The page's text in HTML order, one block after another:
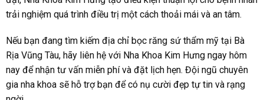
trải nghiệm quá trình điều trị một cách thoải mái và an tâm.
Nếu bạn đang tìm kiếm địa chỉ bọc răng sứ thẩm mỹ tại Bà
Rịa Vũng Tàu, hãy liên hệ với Nha Khoa Kim Hưng ngay hôm
nay để nhận tư vấn miễn phí và đặt lịch hẹn. Đội ngũ chuyên
gia nha khoa sẽ hỗ trợ bạn để có nụ cười đẹp tự tin và rạng